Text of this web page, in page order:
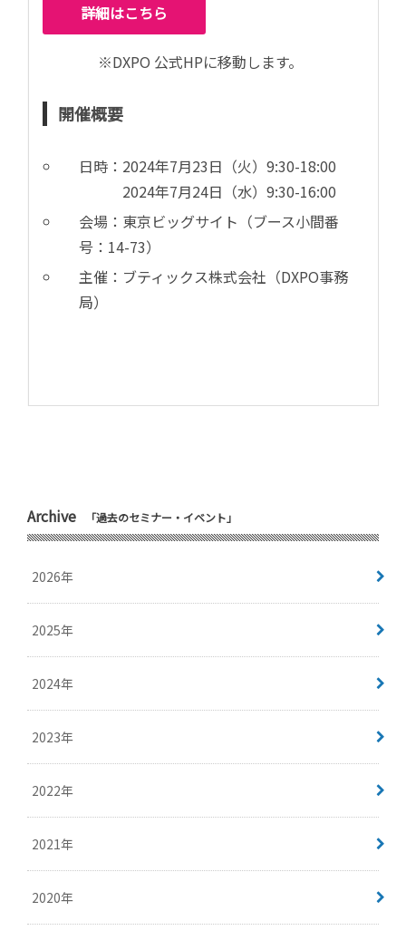
詳細はこちら
※DXPO 公式HPに移動します。
開催概要
日時：2024年7月23日（火）9:30-18:00
2024年7月24日（水）9:30-16:00
会場：東京ビッグサイト（ブース小間番
号：14-73）
主催：ブティックス株式会社（DXPO事務
局）
Archive 「過去のセミナー・イベント」
2026年
2025年
2024年
2023年
2022年
2021年
2020年